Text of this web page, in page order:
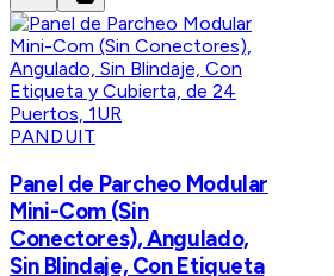
PANDUIT
Panel de Parcheo Modular
Mini-Com (Sin
Conectores), Angulado,
Sin Blindaje, Con Etiqueta